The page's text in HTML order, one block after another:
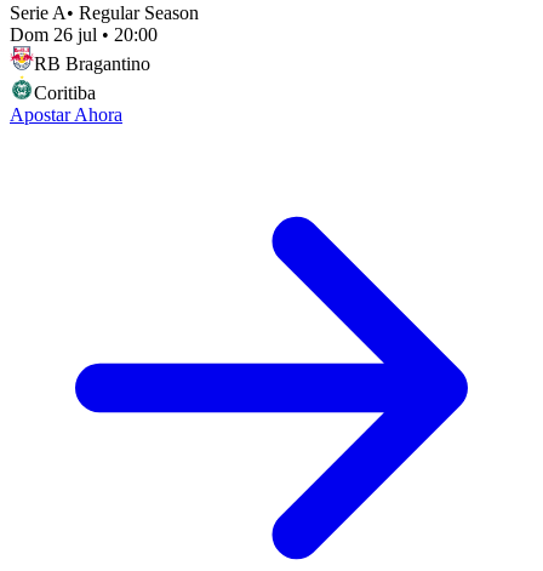
Serie A• Regular Season
Dom 26 jul • 20:00
RB Bragantino
Coritiba
Apostar Ahora